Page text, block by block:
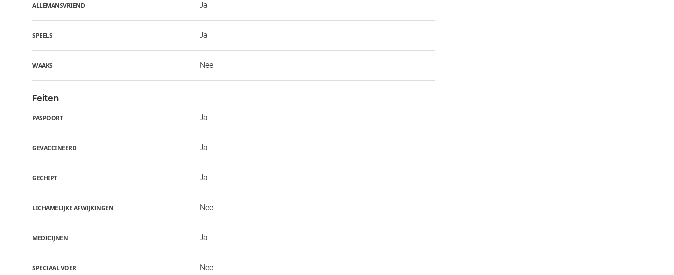
ALLEMANSVRIEND Ja
SPEELS Ja
WAAKS Nee
Feiten
PASPOORT Ja
GEVACCINEERD Ja
GECHIPT Ja
LICHAMELIJKE AFWIJKINGEN Nee
MEDICIJNEN Ja
SPECIAAL VOER Nee